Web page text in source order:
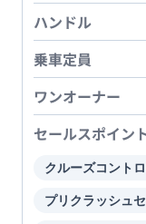
ハンドル
乗車定員
ワンオーナー
セールスポイン
クルーズコント
プリクラッシュ